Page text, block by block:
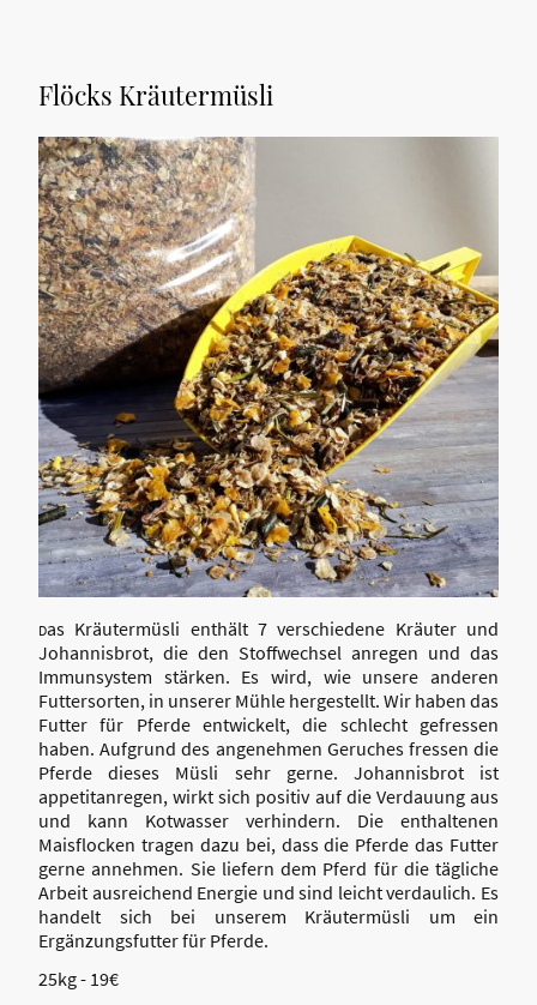
Flöcks Kräutermüsli
Das Kräutermüsli enthält 7 verschiedene Kräuter und
Johannisbrot, die den Stoffwechsel anregen und das
Immunsystem stärken. Es wird, wie unsere anderen
Futtersorten, in unserer Mühle hergestellt. Wir haben das
Futter für Pferde entwickelt, die schlecht gefressen
haben. Aufgrund des angenehmen Geruches fressen die
Pferde dieses Müsli sehr gerne. Johannisbrot ist
appetitanregen, wirkt sich positiv auf die Verdauung aus
und kann Kotwasser verhindern. Die enthaltenen
Maisflocken tragen dazu bei, dass die Pferde das Futter
gerne annehmen. Sie liefern dem Pferd für die tägliche
Arbeit ausreichend Energie und sind leicht verdaulich. Es
handelt sich bei unserem Kräutermüsli um ein
Ergänzungsfutter für Pferde.
25kg - 19€